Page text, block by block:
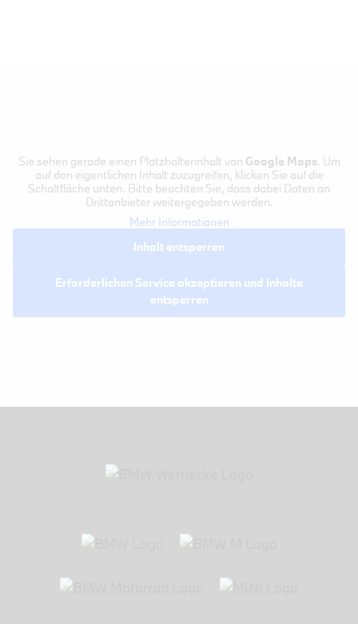
Sie sehen gerade einen Platzhalterinhalt von Google Maps. Um
auf den eigentlichen Inhalt zuzugreifen, klicken Sie auf die
Schaltfläche unten. Bitte beachten Sie, dass dabei Daten an
Drittanbieter weitergegeben werden.
Mehr Informationen
Inhalt entsperren
Erforderlichen Service akzeptieren und Inhalte
entsperren